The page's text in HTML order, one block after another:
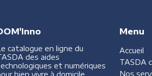
catalogue en ligne du
des aides
et numériques
bien vivre à domicile
Menu
Accueil
TASDA
Nos